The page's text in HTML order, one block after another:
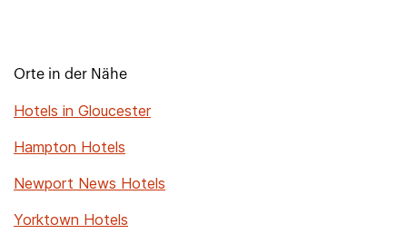
Orte in der Nähe
Hotels in Gloucester
Hampton Hotels
Newport News Hotels
Yorktown Hotels